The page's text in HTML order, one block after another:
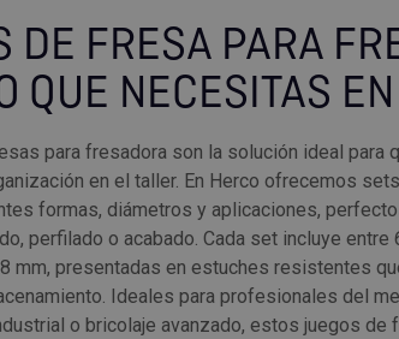
DE FRESA PARA
QUE NECESITAS
para fresadora son la solución ideal para
en el taller. En Herco ofrecemos
formas, diámetros y aplicaciones,
perfilado o acabado. Cada set incluye entre
mm, presentadas en estuches resistentes
Ideales para profesionales del
o bricolaje avanzado, estos juegos de